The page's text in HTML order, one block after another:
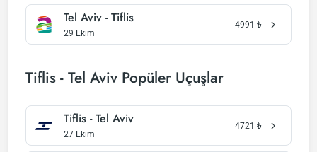
Tel Aviv - Tiflis
29 Ekim
4991 ₺
Tiflis - Tel Aviv Popüler Uçuşlar
Tiflis - Tel Aviv
27 Ekim
4721 ₺